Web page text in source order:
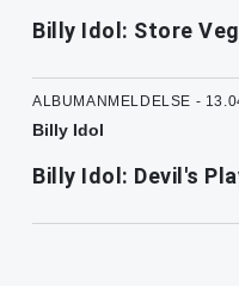
Billy Idol: Store
ALBUMANMELDELSE -
Billy Idol
Billy Idol: Devil's